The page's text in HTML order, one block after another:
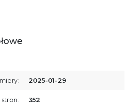
2025-01-29
stron: 352